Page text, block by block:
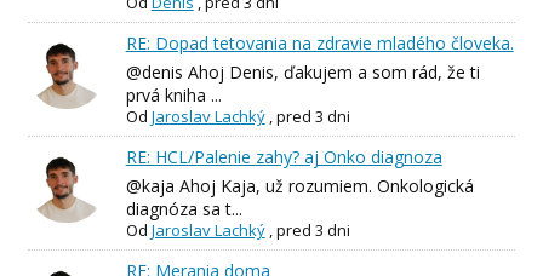
RE: Dopad tetovania na zdravie mladého človeka.
@denis Ahoj Denis, ďakujem a som rád, že ti
prvá kniha ...
Od Jaroslav Lachký,pred 3 dni
RE: HCL/Palenie zahy? aj Onko diagnoza
@kaja Ahoj Kaja, už rozumiem. Onkologická
diagnóza sa t...
Od Jaroslav Lachký,pred 3 dni
RE: Merania doma